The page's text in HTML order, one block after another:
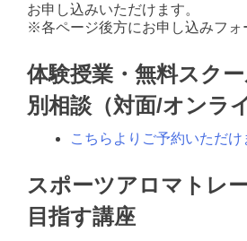
お申し込みいただけます。
※各ページ後方にお申し込みフォ
体験授業・無料スク
別相談（対面/オンラ
こちらよりご予約いただけ
スポーツアロマトレ
目指す講座